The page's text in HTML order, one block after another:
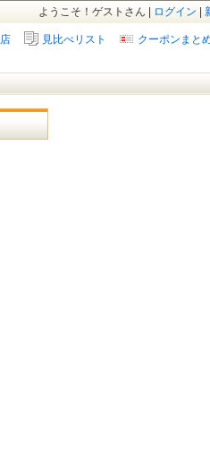
ログイン
ようこそ！ゲストさん |
クーポンまと
見比べリスト